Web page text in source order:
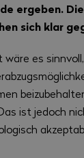
ergeben.
sich klar
wäre es
ist jedoch